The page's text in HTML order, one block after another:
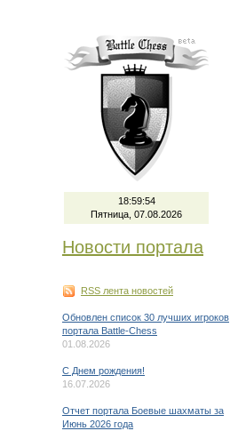
18:59:54
Пятница, 07.08.2026
Новости портала
RSS лента новостей
Обновлен список 30 лучших игроков
портала Battle-Chess
01.08.2026
C Днем рождения!
16.07.2026
Отчет портала Боевые шахматы за
Июнь 2026 года